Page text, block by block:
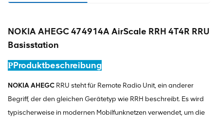
NOKIA AHEGC 474914A AirScale RRH 4T4R RRU
Basisstation
PProduktbeschreibung
NOKIA AHEGC RRU steht für Remote Radio Unit, ein anderer
Begriff, der den gleichen Gerätetyp wie RRH beschreibt. Es wird
typischerweise in modernen Mobilfunknetzen verwendet, um die